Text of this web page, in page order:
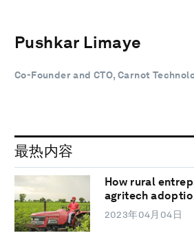
Pushkar Limaye
Co-Founder and CTO, Carnot
最热内容
How rural
agritech
2023年04月04日